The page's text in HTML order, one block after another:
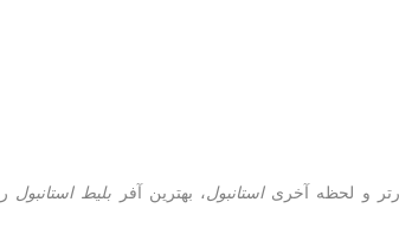
و لحظه آخریاستانبول، بهترین آفر بلیط استانبول